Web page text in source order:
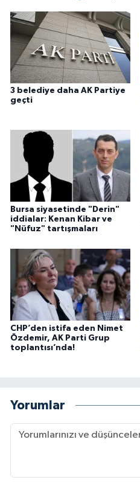
3 belediye daha AK Partiye
geçti
Bursa siyasetinde "Derin"
iddialar: Kenan Kibar ve
"Nüfuz" tartışmaları
CHP’den istifa eden Nimet
Özdemir, AK Parti Grup
toplantısı’nda!
Yorumlar